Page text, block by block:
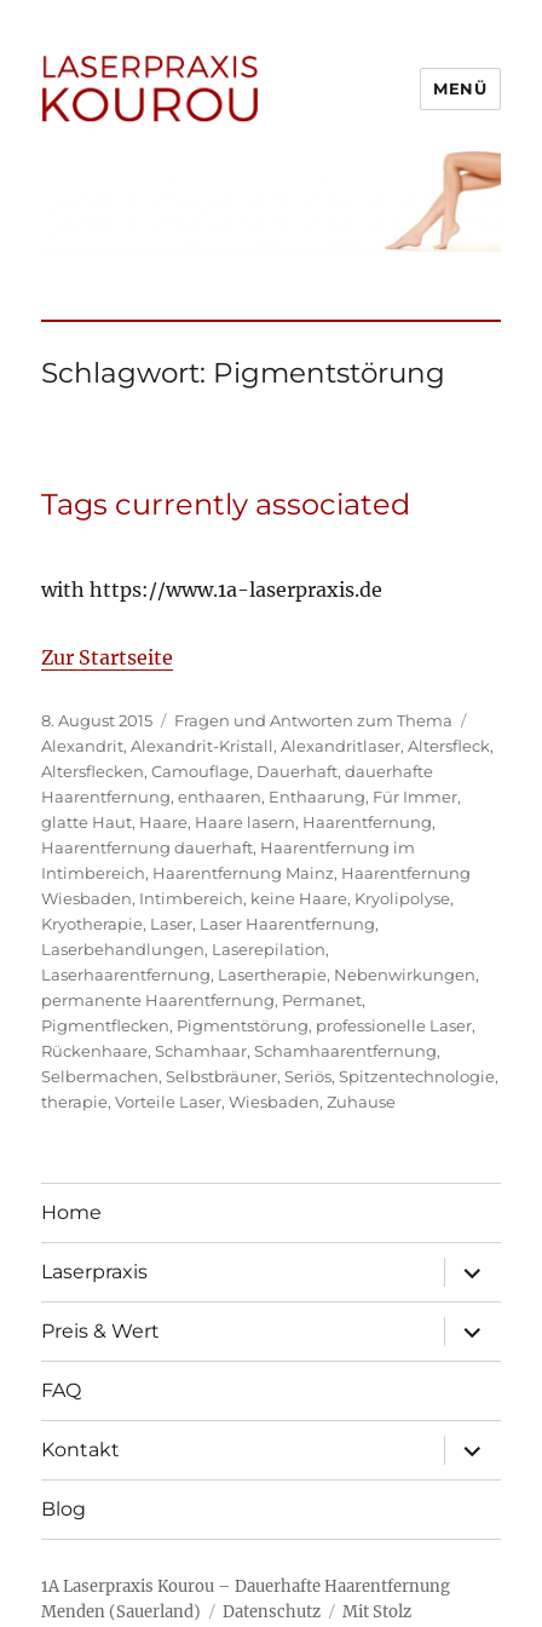
Dauerhafte Haarentfernung
MENÜ
Schlagwort: Pigmentstörung
Tags currently associated
with https://www.1a-laserpraxis.de
Zur Startseite
Veröffentlicht
am
8. August 2015 Kategorien
Fragen und Antworten zum Thema
Alexandrit,Alexandrit-Kristall,Alexandritlaser,Altersfleck,
Altersflecken,Camouflage, Dauerhaft,dauerhafte
Haarentfernung,enthaaren, Enthaarung, Für Immer,
glatte Haut, Haare, Haare lasern, Haarentfernung,
Haarentfernung dauerhaft, Haarentfernung im
Intimbereich, Haarentfernung Mainz, Haarentfernung
Wiesbaden, Intimbereich, keine Haare, Kryolipolyse,
Kryotherapie, Laser, Laser Haarentfernung,
Laserbehandlungen, Laserepilation,
Laserhaarentfernung, Lasertherapie, Nebenwirkungen,
permanente Haarentfernung, Permanet,
Pigmentflecken, Pigmentstörung, professionelle Laser,
Rückenhaare,Schamhaar,Schamhaarentfernung,
Selbermachen,Selbstbräuner,Seriös,Spitzentechnologie,
therapie,Vorteile Laser,Wiesbaden,Zuhause
Home
Laserpraxis
öffnen
Preis & Wert
öffnen
FAQ
Kontakt
öffnen
Blog
1A Laserpraxis Kourou – Dauerhafte Haarentfernung
Menden (Sauerland)
Datenschutz
Mit Stolz